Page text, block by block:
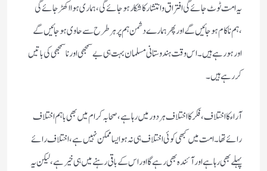
یہ امت ٹوٹ جائے گی افتراق و انتشار کا شکار ہوجائے گی،ہماری ہوا اکھڑ جائے گی
،ہم ناکام ہوجائیں گے اور پھر ہمارے دشمن ہم پر ہر طرح سے حاوی ہو جائیں گے
اور ہو رہے ہیں۔ اس وقت ہندوستانی مسلمان بہت ہی بے سمجھی اور ناسمجھی کی باتیں
کررہے ہیں ۔
آراء کا اختلاف ،فکر کا اختلاف ہر دور میں رہا ہے ،صحابہ کرام میں بھی باہم اختلاف
رائے تھا ۔امت میں کبھی کوئی اختلاف ہی نہ ہو ایسا ممکن نہیں ہے ،اختلاف رائے
پہلے بھی رہا ہے اور آئندہ بھی رہے گا اور اس کے باقی رہنے میں ہی خیر ہے ، لیکن یہ